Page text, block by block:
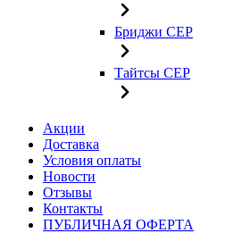
Бриджи CEP
Тайтсы CEP
Акции
Доставка
Условия оплаты
Новости
Отзывы
Контакты
ПУБЛИЧНАЯ ОФЕРТА